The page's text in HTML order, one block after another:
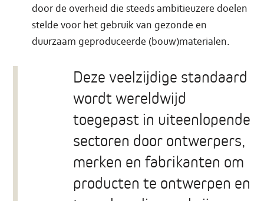
door de overheid die steeds ambitieuzere doelen
stelde voor het gebruik van gezonde en
duurzaam geproduceerde (bouw)materialen.
Deze veelzijdige standaard
wordt wereldwijd
toegepast in uiteenlopende
sectoren door ontwerpers,
merken en fabrikanten om
producten te ontwerpen en